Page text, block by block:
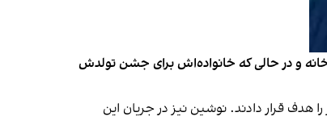
مدیریت و فعال در حوزه فیلم‌سازی بود. او شامگاه ۱۹ دی‌ماه، در پشت‌بام خانه و در حالی‌ که خانواده‌اش برای جشن تولدش
قرار دادند. نوشین نیز در جریان این